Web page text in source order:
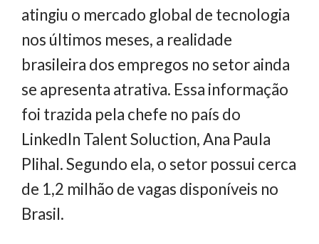
atingiu o mercado global de tecnologia
nos últimos meses, a realidade
brasileira dos empregos no setor ainda
se apresenta atrativa. Essa informação
foi trazida pela chefe no país do
LinkedIn Talent Soluction, Ana Paula
Plihal. Segundo ela, o setor possui cerca
de 1,2 milhão de vagas disponíveis no
Brasil.